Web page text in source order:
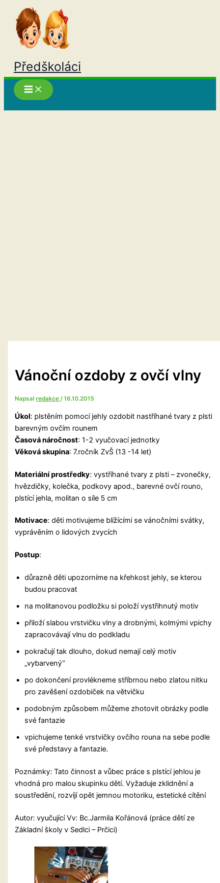
Přeskočit
obsah
Předškoláci
Vánoční ozdoby z ovčí vlny
Napsalredakce/16.10.2015
Úkol: plstěním pomocí jehly ozdobit nastříhané tvary z plsti
barevným ovčím rounem
Časová náročnost: 1-2 vyučovací jednotky
Věková skupina: 7.ročník ZvŠ (13 -14 let)
Materiální prostředky: vystříhané tvary z plsti – zvonečky,
hvězdičky, kolečka, podkovy apod., barevné ovčí rouno,
plstící jehla, molitan o síle 5 cm
Motivace: děti motivujeme blížícími se vánočními svátky,
vyprávěním o lidových zvycích
Postup:
důrazně děti upozorníme na křehkost jehly, se kterou
budou pracovat
na molitanovou podložku si položí vystřihnutý motiv
přiloží slabou vrstvičku vlny a drobnými, kolmými vpichy
zapracovávají vlnu do podkladu
pokračují tak dlouho, dokud nemají celý motiv
„vybarvený”
po dokončení provlékneme stříbrnou nebo zlatou nitku
pro zavěšení ozdobiček na větvičku
podobným způsobem můžeme zhotovit obrázky podle
své fantazie
vpichujeme tenké vrstvičky ovčího rouna na sebe podle
své představy a fantazie.
Poznámky: Tato činnost a vůbec práce s plstící jehlou je
vhodná pro malou skupinku dětí. Vyžaduje zklidnění a
soustředění, rozvíjí opět jemnou motoriku, estetické cítění
Autor: vyučující Vv: Bc.Jarmila Kořánová (práce dětí ze
Základní školy v Sedlci – Prčici)